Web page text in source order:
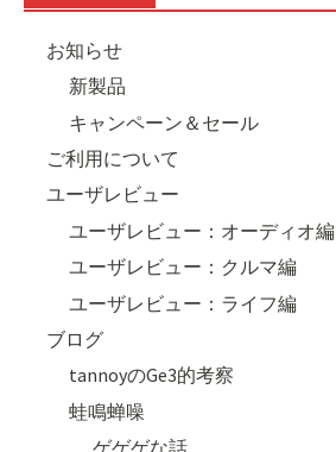
お知らせ
新製品
キャンペーン＆セール
ご利用について
ユーザレビュー
ユーザレビュー：オーディオ編
ユーザレビュー：クルマ編
ユーザレビュー：ライフ編
ブログ
tannoyのGe3的考察
蛙鳴蝉噪